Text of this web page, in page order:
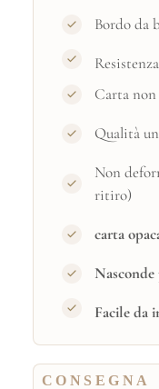
Bordo da
Carta non
Qualità
Non
ritiro)
carta
Facile da
CONSEGNA